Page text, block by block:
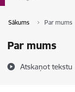
Sākums Par mums
Par mums
Atskaņot tekstu